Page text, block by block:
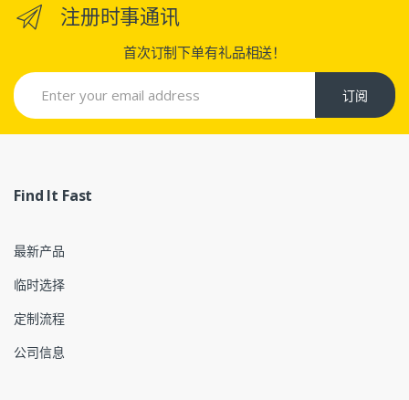
注册时事通讯
首次订制下单有礼品相送！
订阅
Find It Fast
最新产品
临时选择
定制流程
公司信息